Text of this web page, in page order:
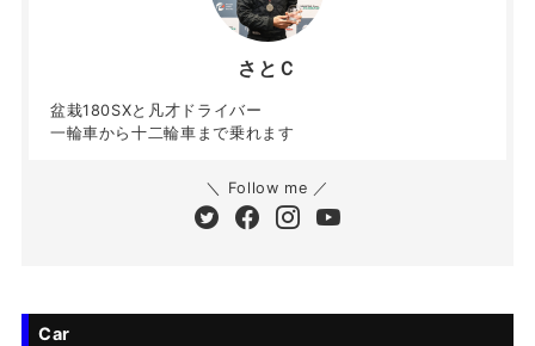
さとＣ
盆栽180SXと凡才ドライバー
一輪車から十二輪車まで乗れます
＼ Follow me ／
Car